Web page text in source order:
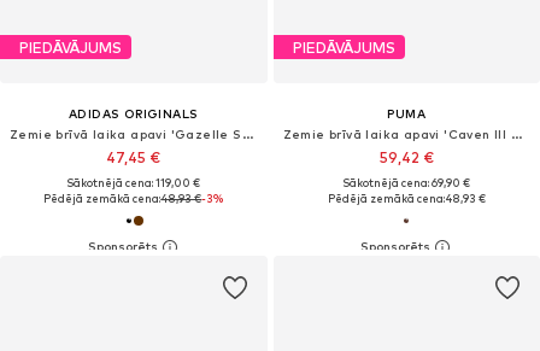
PIEDĀVĀJUMS
ADIDAS ORIGINALS
Zemie brīvā laika apavi 'Gazelle Stack'
47,45 €
Sākotnējā cena: 119,00 €
Pēdējā zemākā cena:48,93 €-3%
PIEDĀVĀJUMS
PUMA
Zemie brīvā laika apavi 'Caven III OG'
59,42 €
Sākotnējā cena: 69,90 €
Pēdējā zemākā cena:48,93 €